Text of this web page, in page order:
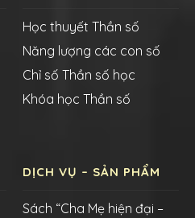
Học thuyết Thần số
Năng lượng các con số
Chỉ số Thần số học
Khóa học Thần số
DỊCH VỤ – SẢN PHẨM
Sách “Cha Mẹ hiện đại –